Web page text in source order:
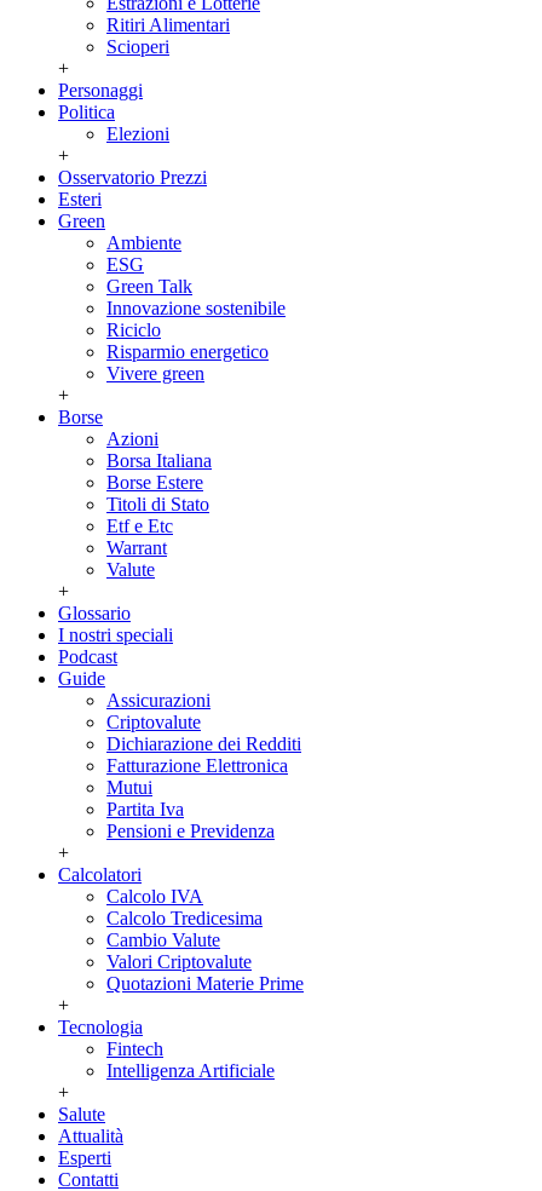
Ritiri Alimentari
Scioperi
+
Personaggi
Politica
Elezioni
+
Osservatorio Prezzi
Esteri
Green
Ambiente
ESG
Green Talk
Innovazione sostenibile
Riciclo
Risparmio energetico
Vivere green
+
Borse
Azioni
Borsa Italiana
Borse Estere
Titoli di Stato
Etf e Etc
Warrant
Valute
+
Glossario
I nostri speciali
Podcast
Guide
Assicurazioni
Criptovalute
Dichiarazione dei Redditi
Fatturazione Elettronica
Mutui
Partita Iva
Pensioni e Previdenza
+
Calcolatori
Calcolo IVA
Calcolo Tredicesima
Cambio Valute
Valori Criptovalute
Quotazioni Materie Prime
+
Tecnologia
Fintech
Intelligenza Artificiale
+
Salute
Attualità
Esperti
Contatti